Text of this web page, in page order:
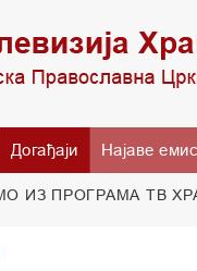
Догађаји Најаве
ИЗ ПРОГРАМА ТВ